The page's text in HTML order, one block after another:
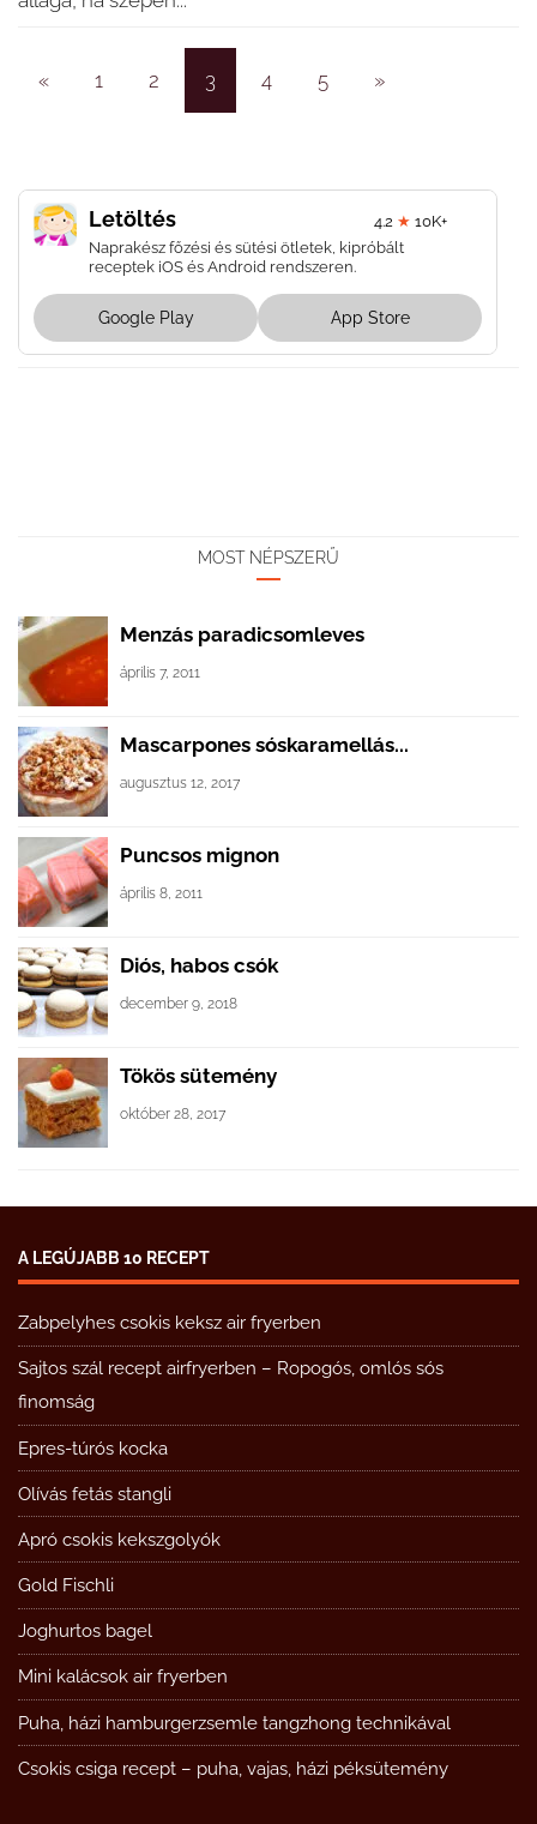
« 1 2 3 4 5 »
Letöltés 4.2 ★ 10K+
Naprakész főzési és sütési ötletek, kipróbált
receptek iOS és Android rendszeren.
Google Play App Store
MOST NÉPSZERŰ
Menzás paradicsomleves
április 7, 2011
Mascarpones sóskaramellás...
augusztus 12, 2017
Puncsos mignon
április 8, 2011
Diós, habos csók
december 9, 2018
Tökös sütemény
október 28, 2017
A LEGÚJABB 10 RECEPT
Zabpelyhes csokis keksz air fryerben
Sajtos szál recept airfryerben – Ropogós, omlós sós
finomság
Epres-túrós kocka
Olívás fetás stangli
Apró csokis kekszgolyók
Gold Fischli
Joghurtos bagel
Mini kalácsok air fryerben
Puha, házi hamburgerzsemle tangzhong technikával
Csokis csiga recept – puha, vajas, házi péksütemény